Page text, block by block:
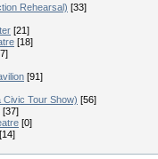
Rehearsal) [33]
[21]
[18]
[91]
Civic Tour Show) [56]
[37]
[0]
[14]